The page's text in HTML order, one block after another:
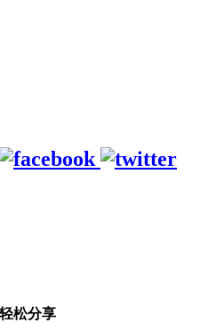
松分享